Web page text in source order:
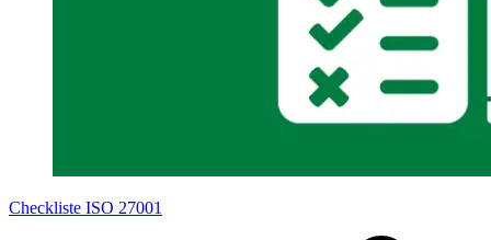
Checkliste ISO 27001